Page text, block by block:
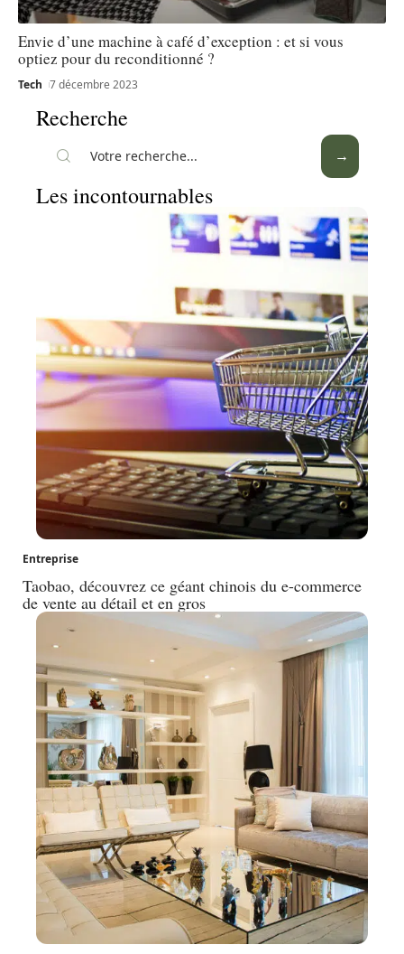
Envie d’une machine à café d’exception : et si vous
optiez pour du reconditionné ?
Tech 7 décembre 2023
Recherche
Les incontournables
Entreprise
Taobao, découvrez ce géant chinois du e-commerce
de vente au détail et en gros